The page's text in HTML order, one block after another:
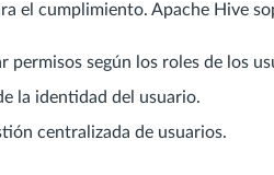
el cumplimiento. Apache Hive
permisos según los roles de los
la identidad del usuario.
centralizada de usuarios.